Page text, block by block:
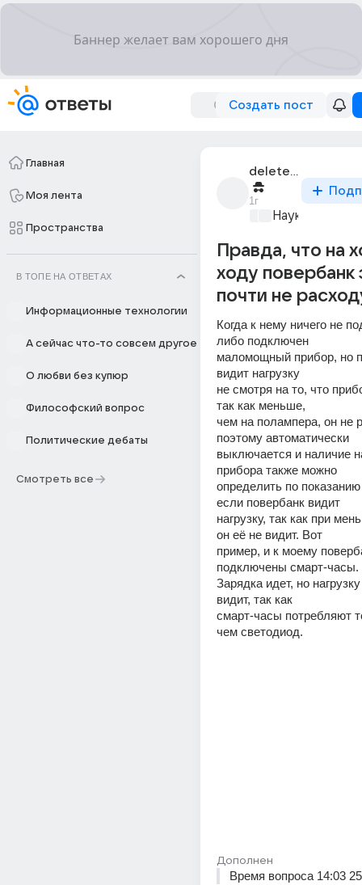
Создать пост
Главная
Моя лента
Пространства
В ТОПЕ НА ОТВЕТАХ
Информационные технологии
А сейчас что-то совсем другое
О любви без купюр
Философский вопрос
Политические дебаты
Смотреть все
deleted_31308082_
1г
Наука
Правда, что на
ходу повербанк
почти не
Когда к нему ничего не
либо подключен
маломощный прибор, но
видит нагрузку
не смотря на то, что
так как меньше,
чем на полампера, он не
поэтому автоматически
выключается и наличие
прибора также можно
определить по
если повербанк видит
нагрузку, так как при
он её не видит. Вот
пример, и к моему
подключены смарт-часы.
Зарядка идет, но
видит, так как
смарт-часы потребляют
чем светодиод.
Дополнен
Время вопроса 14:03